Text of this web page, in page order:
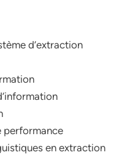
d’extraction
performance
en extraction